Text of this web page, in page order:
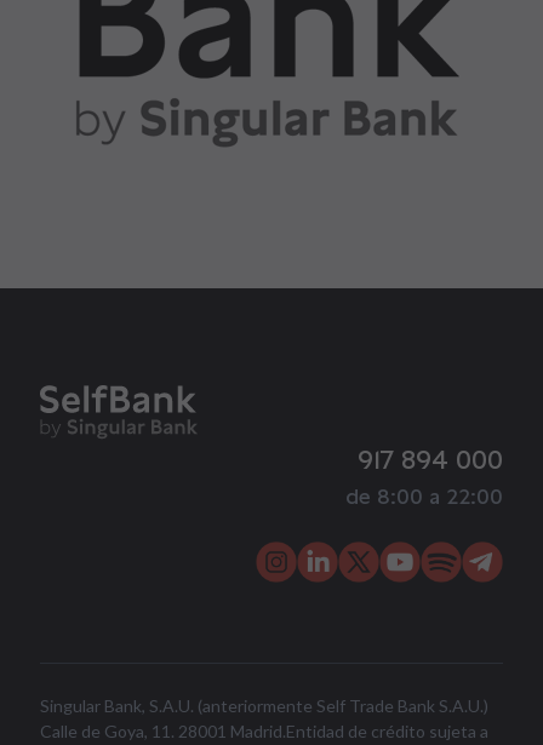
917 894 000
de 8:00 a 22:00
Singular Bank, S.A.U. (anteriormente Self Trade Bank S.A.U.)
Calle de Goya, 11. 28001 Madrid.Entidad de crédito sujeta a